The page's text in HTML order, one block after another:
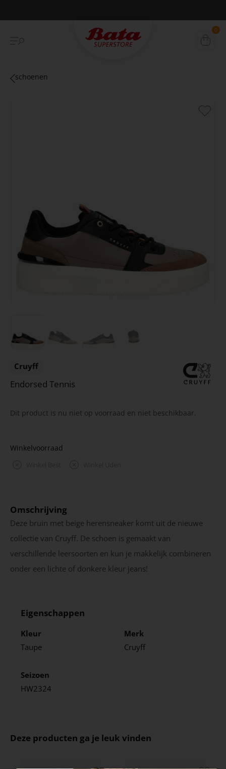
Betaal achteraf met Klarna 0
schoenen
Cruyff
Endorsed Tennis
Dit product is nu niet op voorraad en niet beschikbaar.
Winkelvoorraad
Omschrijving
Deze bruin met beige herensneaker komt uit de nieuwe
collectie van Cruyff. De schoen is gemaakt van
verschillende leersoorten en kun je makkelijk combineren
onder een lichte of donkere kleur jeans!
Eigenschappen
Kleur
Taupe
Merk
Cruyff
Seizoen
HW2324
Deze producten ga je leuk vinden